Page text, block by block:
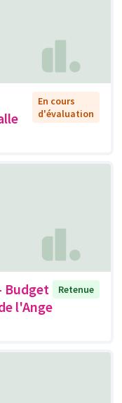
En cours
d'évaluation
Budget
l'Ange
Retenue